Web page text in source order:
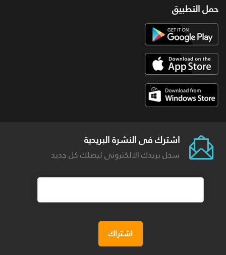
حمل التطبيق
اشترك فى النشرة البريدية
سجل بريدك الالكترونى ليصلك كل جديد